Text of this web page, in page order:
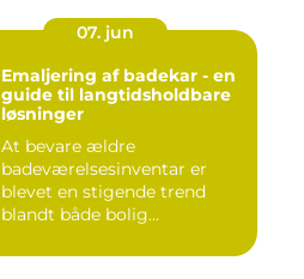
07. jun
Emaljering af badekar - en
guide til langtidsholdbare
løsninger
At bevare ældre
badeværelsesinventar er
blevet en stigende trend
blandt både bolig...